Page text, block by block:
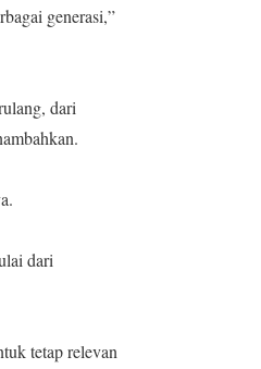
generasi,”
dari
dari
tetap relevan